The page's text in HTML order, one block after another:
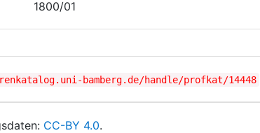
1800/01
bamberg.de/handle/profkat/14448
CC-BY 4.0.